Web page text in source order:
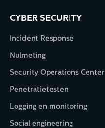
CYBER SECURITY
Incident Response
Nulmeting
Security Operations Center
Penetratietesten
Logging en monitoring
Social engineering